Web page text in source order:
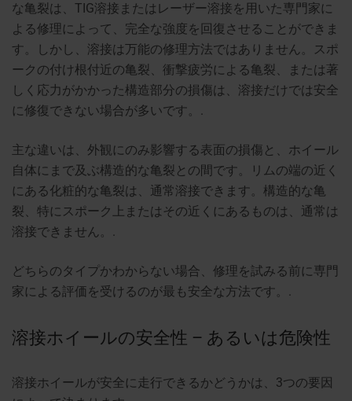
な亀裂は、TIG溶接またはレーザー溶接を用いた専門家に
よる修理によって、完全な強度を回復させることができま
す。しかし、溶接は万能の修理方法ではありません。スポ
ークの付け根付近の亀裂、衝撃疲労による亀裂、または著
しく応力がかかった構造部分の損傷は、溶接だけでは安全
に修復できない場合が多いです。.
主な違いは、外観にのみ影響する表面の損傷と、ホイール
自体にまで及ぶ構造的な亀裂との間です。リムの端の近く
にある化粧的な亀裂は、通常溶接できます。構造的な亀
裂、特にスポーク上またはその近くにあるものは、通常は
溶接できません。.
どちらのタイプかわからない場合、修理を試みる前に専門
家による評価を受けるのが最も安全な方法です。.
溶接ホイールの安全性 – あるいは危険性
溶接ホイールが安全に走行できるかどうかは、3つの要因